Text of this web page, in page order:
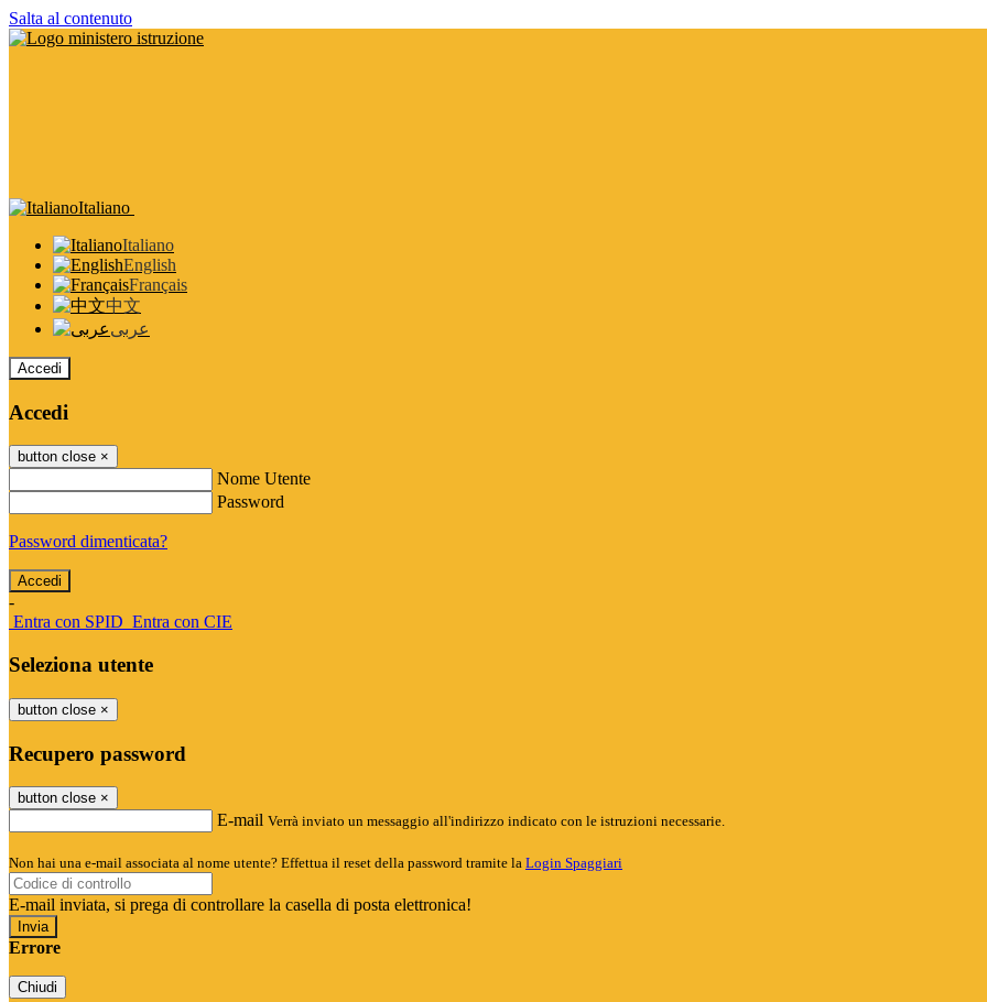
Salta al contenuto
Italiano
Italiano
English
Français
中文
عربى
Accedi
Accedi
button close ×
Nome Utente
Password
Password dimenticata?
-
Entra con SPID Entra con CIE
Seleziona utente
button close ×
Recupero password
button close ×
E-mail Verrà inviato un messaggio all'indirizzo indicato con le istruzioni necessarie.
Non hai una e-mail associata al nome utente? Effettua il reset della password tramite la Login Spaggiari
E-mail inviata, si prega di controllare la casella di posta elettronica!
Errore
Chiudi